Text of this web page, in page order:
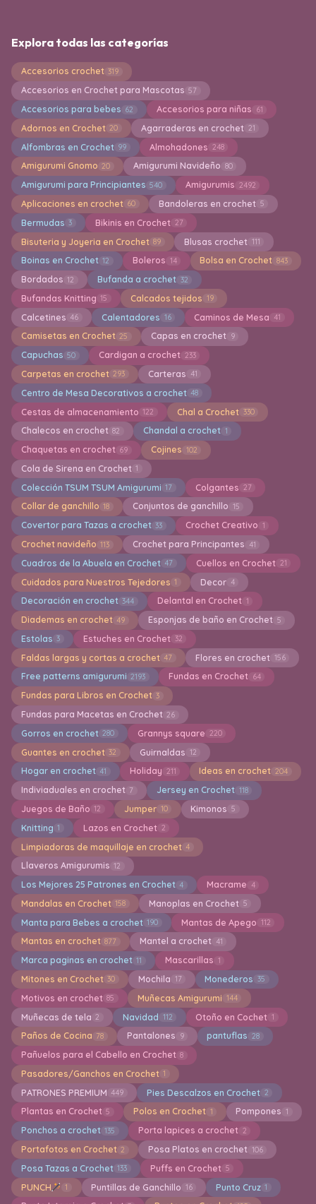
Explora todas las categorías
Accesorios crochet 319
Accesorios en Crochet para Mascotas 57
Accesorios para bebes 62 Accesorios para niñas 61
Adornos en Crochet 20 Agarraderas en crochet 21
Alfombras en Crochet 99 Almohadones 248
Amigurumi Gnomo 20 Amigurumi Navideño 80
Amigurumi para Principiantes 540 Amigurumis 2492
Aplicaciones en crochet 60 Bandoleras en crochet 5
Bermudas 3 Bikinis en Crochet 27
Bisuteria y Joyeria en Crochet 89 Blusas crochet 111
Boinas en Crochet 12 Boleros 14 Bolsa en Crochet 843
Bordados 12 Bufanda a crochet 32
Bufandas Knitting 15 Calcados tejidos 19
Calcetines 46 Calentadores 16 Caminos de Mesa 41
Camisetas en Crochet 25 Capas en crochet 9
Capuchas 50 Cardigan a crochet 233
Carpetas en crochet 293 Carteras 41
Centro de Mesa Decorativos a crochet 48
Cestas de almacenamiento 122 Chal a Crochet 330
Chalecos en crochet 82 Chandal a crochet 1
Chaquetas en crochet 69 Cojines 102
Cola de Sirena en Crochet 1
Colección TSUM TSUM Amigurumi 17 Colgantes 27
Collar de ganchillo 18 Conjuntos de ganchillo 15
Covertor para Tazas a crochet 33 Crochet Creativo 1
Crochet navideño 113 Crochet para Principantes 41
Cuadros de la Abuela en Crochet 47 Cuellos en Crochet 21
Cuidados para Nuestros Tejedores 1 Decor 4
Decoración en crochet 344 Delantal en Crochet 1
Diademas en crochet 49 Esponjas de baño en Crochet 5
Estolas 3 Estuches en Crochet 32
Faldas largas y cortas a crochet 47 Flores en crochet 156
Free patterns amigurumi 2193 Fundas en Crochet 64
Fundas para Libros en Crochet 3
Fundas para Macetas en Crochet 26
Gorros en crochet 280 Grannys square 220
Guantes en crochet 32 Guirnaldas 12
Hogar en crochet 41 Holiday 211 Ideas en crochet 204
Indiviaduales en crochet 7 Jersey en Crochet 118
Juegos de Baño 12 Jumper 10 Kimonos 5
Knitting 1 Lazos en Crochet 2
Limpiadoras de maquillaje en crochet 4
Llaveros Amigurumis 12
Los Mejores 25 Patrones en Crochet 4 Macrame 4
Mandalas en Crochet 158 Manoplas en Crochet 5
Manta para Bebes a crochet 190 Mantas de Apego 112
Mantas en crochet 877 Mantel a crochet 41
Marca paginas en crochet 11 Mascarillas 1
Mitones en Crochet 30 Mochila 17 Monederos 35
Motivos en crochet 85 Muñecas Amigurumi 144
Muñecas de tela 2 Navidad 112 Otoño en Cochet 1
Paños de Cocina 78 Pantalones 9 pantuflas 28
Pañuelos para el Cabello en Crochet 8
Pasadores/Ganchos en Crochet 1
PATRONES PREMIUM 449 Pies Descalzos en Crochet 2
Plantas en Crochet 5 Polos en Crochet 1 Pompones 1
Ponchos a crochet 135 Porta lapices a crochet 2
Portafotos en Crochet 2 Posa Platos en crochet 106
Posa Tazas a Crochet 133 Puffs en Crochet 5
PUNCH 1 Puntillas de Ganchillo 16 Punto Cruz 1